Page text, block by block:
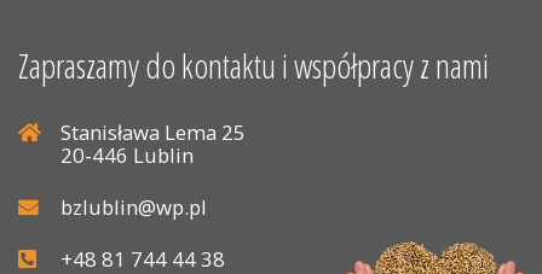
Zapraszamy do kontaktu i współpracy z nami
Stanisława Lema 25
20-446 Lublin
bzlublin@wp.pl
+48 81 744 44 38